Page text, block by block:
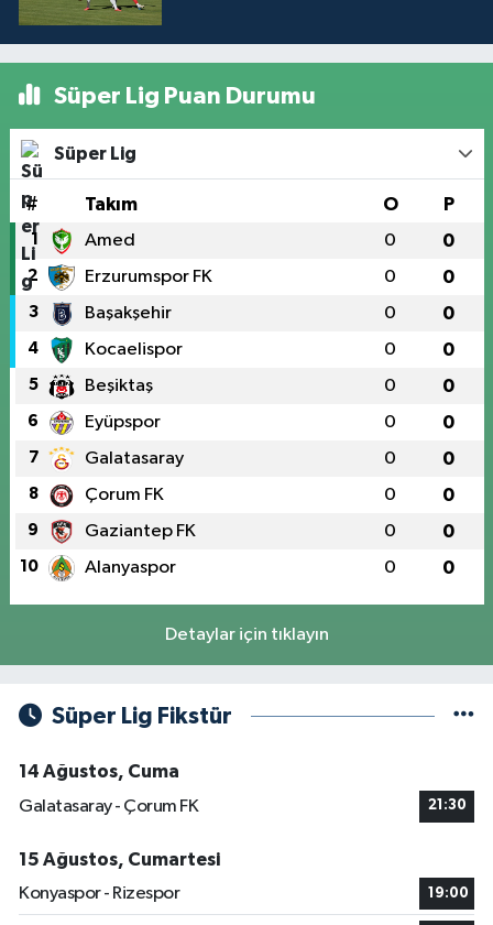
Süper Lig Puan Durumu
Süper Lig
# Takım O P
1 Amed 0 0
2 Erzurumspor FK 0 0
3 Başakşehir 0 0
4 Kocaelispor 0 0
5 Beşiktaş 0 0
6 Eyüpspor 0 0
7 Galatasaray 0 0
8 Çorum FK 0 0
9 Gaziantep FK 0 0
10 Alanyaspor 0 0
Detaylar için tıklayın
Süper Lig Fikstür
14 Ağustos, Cuma
Galatasaray - Çorum FK
21:30
15 Ağustos, Cumartesi
Konyaspor - Rizespor
19:00